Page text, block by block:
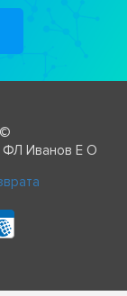
ФЛ Иванов Е О